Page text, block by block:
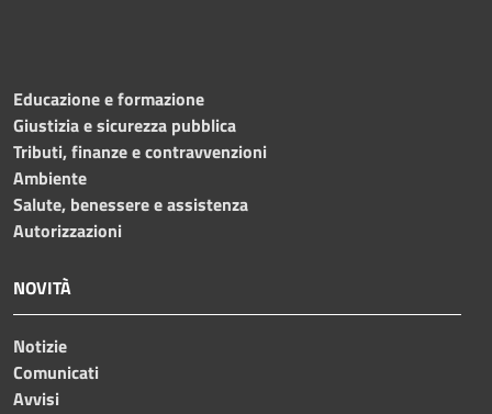
Educazione e formazione
Giustizia e sicurezza pubblica
Tributi, finanze e contravvenzioni
Ambiente
Salute, benessere e assistenza
Autorizzazioni
NOVITÀ
Notizie
Comunicati
Avvisi